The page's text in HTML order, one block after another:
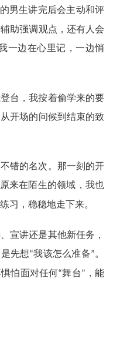
男生讲完后会主动和评
助强调观点，还有人会
一边在心里记，一边悄
台，我按着偷学来的要
开场的问候到结束的致
错的名次。那一刻的开
原来在陌生的领域，我也
习，稳稳地走下来。
宣讲还是其他新任务，
是先想“我该怎么准备”。
怕面对任何“舞台” ，能